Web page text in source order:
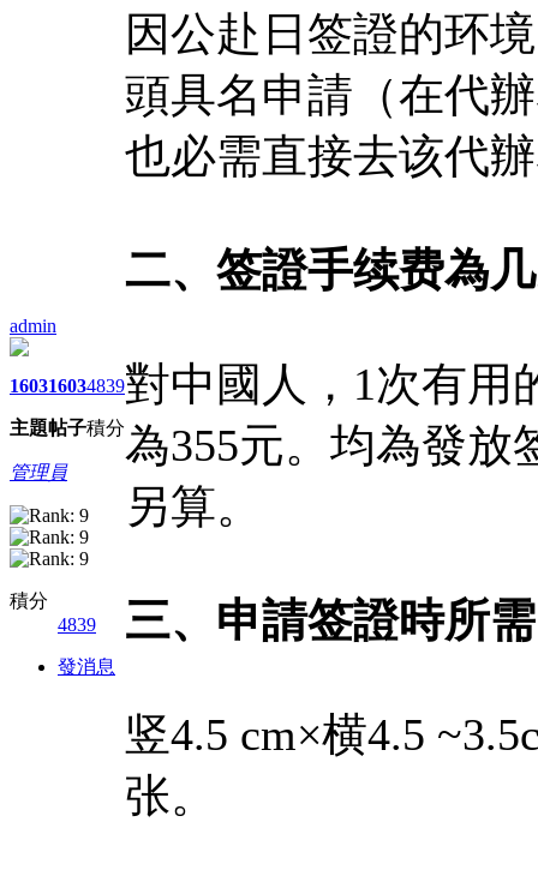
admin
1603
主題
1603
帖子
4839
積分
管理員
積分
4839
發消息
因公赴日签證的环
頭具名申請（在代
也必需直接去该代
二、签證手续费為
對中國人，1次有用
為355元。均為發放
另算。
三、申請签證時所
竖4.5 cm×横4.5
张。